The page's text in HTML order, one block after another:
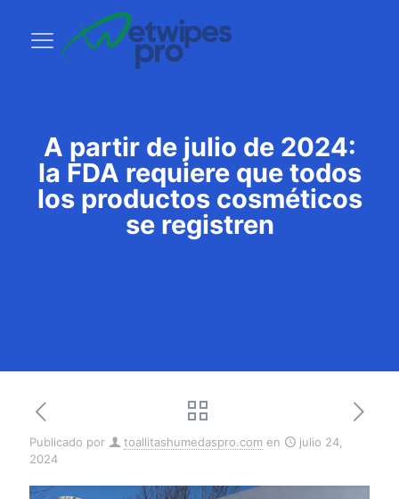
A partir de julio de 2024:
la FDA requiere que todos
los productos cosméticos
se registren
Publicado por toallitashumedaspro.com en
julio 24,
2024